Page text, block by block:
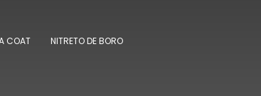
COAT NITRETO DE BORO